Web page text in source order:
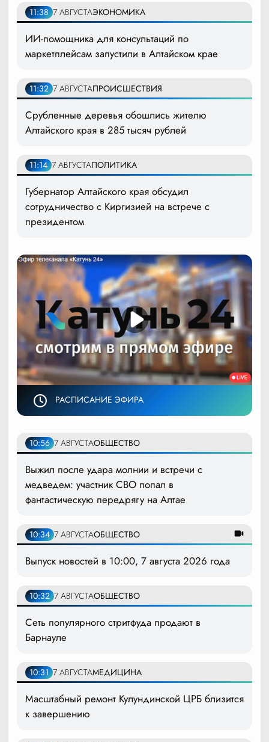
11:38 7 АВГУСТАЭКОНОМИКА
ИИ-помощника для консультаций по
маркетплейсам запустили в Алтайском крае
11:32 7 АВГУСТАПРОИСШЕСТВИЯ
Срубленные деревья обошлись жителю
Алтайского края в 285 тысяч рублей
11:14 7 АВГУСТАПОЛИТИКА
Губернатор Алтайского края обсудил
сотрудничество с Киргизией на встрече с
президентом
РАСПИСАНИЕ ЭФИРА
10:56 7 АВГУСТАОБЩЕСТВО
Выжил после удара молнии и встречи с
медведем: участник СВО попал в
фантастическую передрягу на Алтае
10:34 7 АВГУСТАОБЩЕСТВО
Выпуск новостей в 10:00, 7 августа 2026 года
10:32 7 АВГУСТАОБЩЕСТВО
Сеть популярного стритфуда продают в
Барнауле
10:31 7 АВГУСТАМЕДИЦИНА
Масштабный ремонт Кулундинской ЦРБ близится
к завершению